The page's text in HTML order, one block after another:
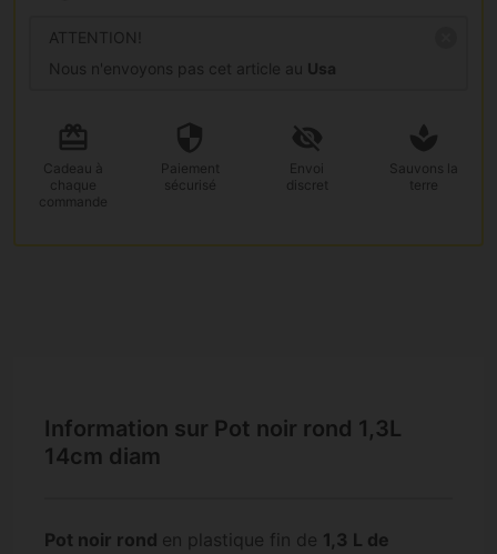
ATTENTION!
Nous n'envoyons pas cet article au Usa
Cadeau à
chaque
commande
Paiement
sécurisé
Envoi
discret
Sauvons la
terre
Information sur Pot noir rond 1,3L
14cm diam
Pot noir rond en plastique fin de 1,3 L de